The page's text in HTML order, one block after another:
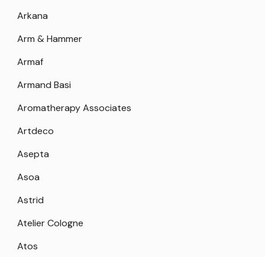
Arkana
Arm & Hammer
Armaf
Armand Basi
Aromatherapy Associates
Artdeco
Asepta
Asoa
Astrid
Atelier Cologne
Atos